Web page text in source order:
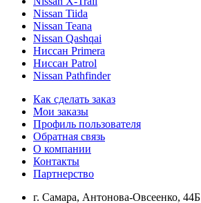
Nissan Tiida
Nissan Teana
Nissan Qashqai
Ниссан Primera
Ниссан Patrol
Nissan Pathfinder
Как сделать заказ
Мои заказы
Профиль пользователя
Обратная связь
О компании
Контакты
Партнерство
г. Самара, Антонова-Овсеенко, 44Б